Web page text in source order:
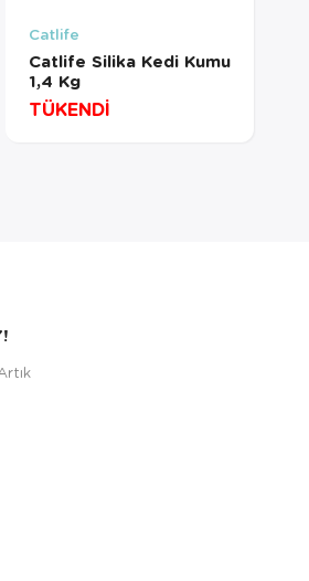
Catlife
Catlife Silika Kedi Kumu
1,4 Kg
TÜKENDİ